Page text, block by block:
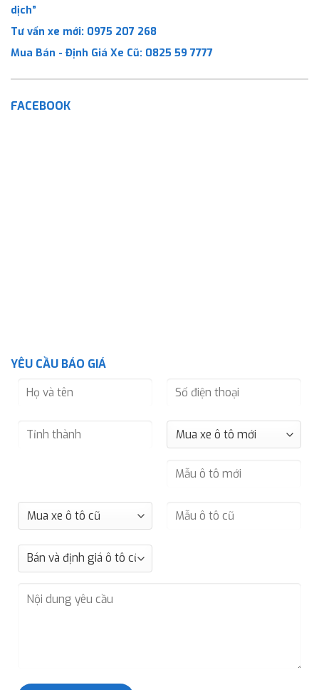
dịch”
Tư vấn xe mới: 0975 207 268
Mua Bán - Định Giá Xe Cũ: 0825 59 7777
FACEBOOK
YÊU CẦU BÁO GIÁ